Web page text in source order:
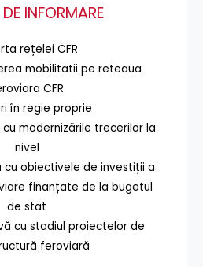
INFORMARE
rețelei CFR
mobilitatii pe reteaua
CFR
în regie proprie
modernizările trecerilor la
nivel
obiectivele de investiții a
finanțate de la bugetul
de stat
cu stadiul proiectelor de
feroviară